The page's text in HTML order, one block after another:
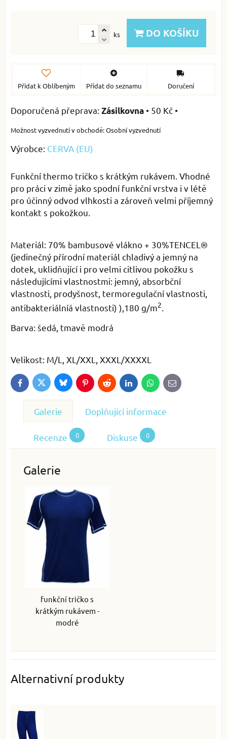
ks DO KOŠÍKU
Přidat k Oblíbeným Přidat do seznamu Doručení
Zásilkovna • 50 Kč •
Osobní vyzvednutí
Výrobce: CERVA (EU)
Funkční thermo tričko s krátkým rukávem. Vhodné
pro práci v zimě jako spodní funkční vrstva i v létě
pro účinný odvod vlhkosti a zároveň velmi příjemný
kontakt s pokožkou.
Materiál: 70% bambusové vlákno + 30%TENCEL®
(jedinečný přírodní materiál chladivý a jemný na
dotek, uklidňující i pro velmi citlivou pokožku s
následujícími vlastnostmi: jemný, absorbční
vlastnosti, prodyšnost, termoregulační vlastnosti,
antibakteriálníá vlastnosti) ),180 g/m2
Barva: šedá, tmavě modrá
Velikost: M/L, XL/XXL, XXXL/XXXXL
FacebookTwitterBlueskyPinterestReddit LinkedInWhatsApp
E-
mail
Galerie Doplňující informace
Recenze 0 Diskuse 0
Galerie
funkční tričko s
krátkým rukávem -
modré
Alternativní produkty